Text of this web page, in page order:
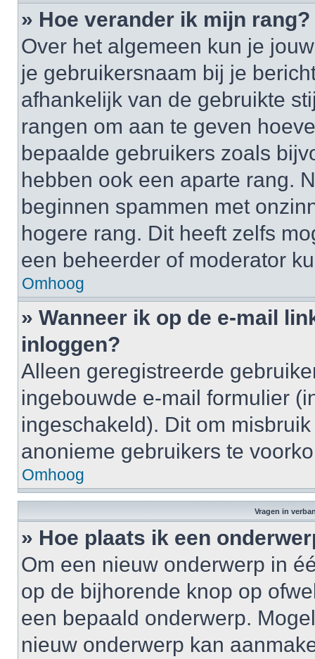
» Hoe verander ik mijn rang?
Over het algemeen kun je
je gebruikersnaam bij je
afhankelijk van de gebruikte
rangen om aan te geven
bepaalde gebruikers zoals
hebben ook een aparte rang.
beginnen spammen met
hogere rang. Dit heeft zelfs
een beheerder of moderator
Omhoog
» Wanneer ik op de e-mail
inloggen?
Alleen geregistreerde
ingebouwde e-mail formulier
ingeschakeld). Dit om
anonieme gebruikers te
Omhoog
Vragen in
» Hoe plaats ik een
Om een nieuw onderwerp in
op de bijhorende knop op
een bepaald onderwerp.
nieuw onderwerp kan